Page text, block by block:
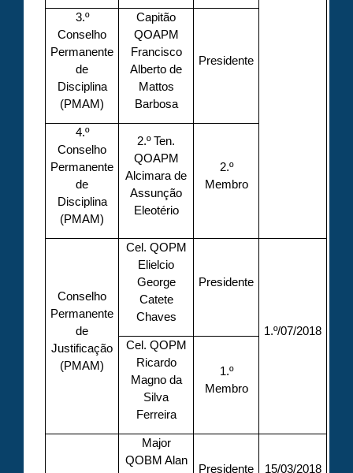
3.º
Conselho
Permanente
de
Disciplina
(PMAM)
Capitão
QOAPM
Francisco
Alberto de
Mattos
Barbosa
Presidente
4.º
Conselho
Permanente
de
Disciplina
(PMAM)
2.º Ten.
QOAPM
Alcimara de
Assunção
Eleotério
2.º
Membro
Conselho
Permanente
de
Justificação
(PMAM)
Cel. QOPM
Elielcio
George
Catete
Chaves
Presidente
1.º/07/2018
Cel. QOPM
Ricardo
Magno da
Silva
Ferreira
1.º
Membro
Major
QOBM Alan
Presidente 15/03/2018